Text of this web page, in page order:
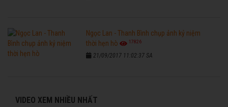
Ngọc Lan - Thanh Bình chụp ảnh kỷ niệm
thời hẹn hò
17826
21/09/2017 11:02:37 SA
VIDEO XEM NHIỀU NHẤT